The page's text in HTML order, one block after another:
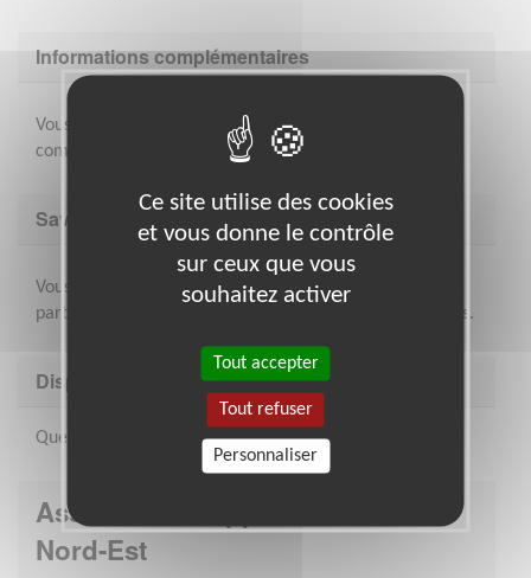
Informations complémentaires
Vous ferez partie de l'équipe de la Maison des familles,
composée de salariés et de bénévoles
Savoir être & compétences
Vous avez le sens du contact et de l'accueil: faites
partager vos goûts et vos talents aux familles accueillies.
Disponibilité demandée
Quelques heures par semaine ou tous les 15 jours
Association : Apprentis d'Auteuil
Nord-Est
Ce site utilise des cookies
et vous donne le contrôle
sur ceux que vous
souhaitez activer
Tout accepter
Tout refuser
Personnaliser